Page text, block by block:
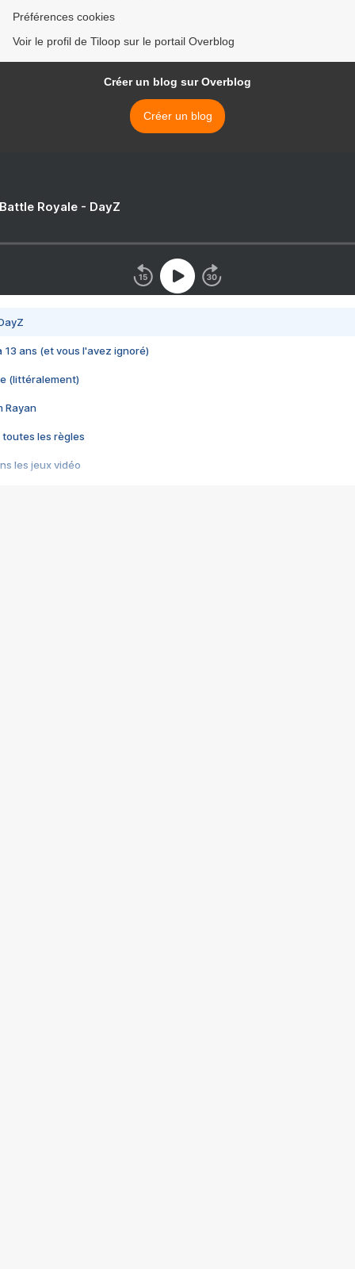
Préférences cookies
Voir le profil de Tiloop sur le portail Overblog
Créer un blog sur Overblog
Créer un blog
Royale - DayZ
13 ans (et vous l'avez ignoré)
(littéralement)
Rayan
toutes les règles
les jeux vidéo